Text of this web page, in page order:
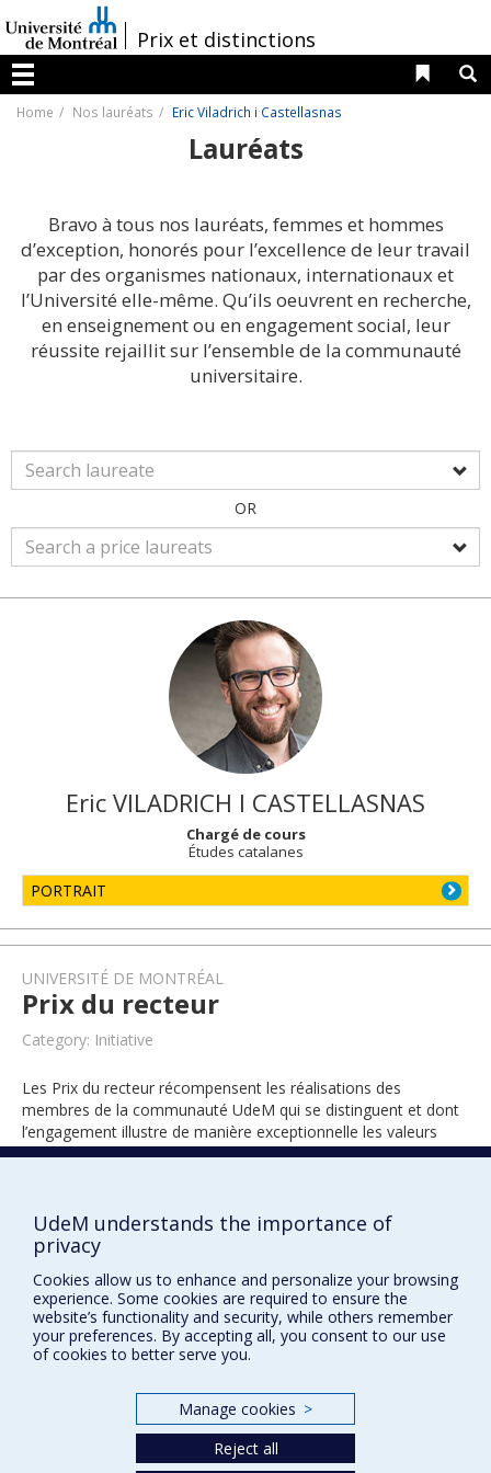
au
contenu
/Prix et distinctions
Menu
Liens
Home Nos lauréats Eric Viladrich i Castellasnas
Lauréats
Bravo à tous nos lauréats, femmes et hommes
d’exception, honorés pour l’excellence de leur travail
par des organismes nationaux, internationaux et
l’Université elle-même. Qu’ils oeuvrent en recherche,
en enseignement ou en engagement social, leur
réussite rejaillit sur l’ensemble de la communauté
universitaire.
OR
Eric VILADRICH I CASTELLASNAS
Chargé de cours
Études catalanes
PORTRAIT
UNIVERSITÉ DE MONTRÉAL
Prix du recteur
Category: Initiative
Les Prix du recteur récompensent les réalisations des
membres de la communauté UdeM qui se distinguent et dont
l’engagement illustre de manière exceptionnelle les valeurs
universitaires.
UdeM understands the importance of
privacy
Cookies allow us to enhance and personalize your browsing
experience. Some cookies are required to ensure the
website’s functionality and security, while others remember
your preferences. By accepting all, you consent to our use
of cookies to better serve you.
Manage cookies >
Reject all